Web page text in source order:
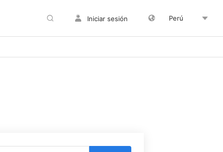
Iniciar sesión Perú